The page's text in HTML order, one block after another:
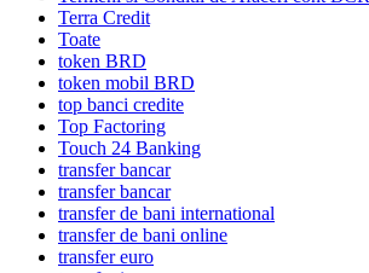
Terra Credit
Toate
token BRD
token mobil BRD
top banci credite
Top Factoring
Touch 24 Banking
transfer bancar
transfer bancar
transfer de bani international
transfer de bani online
transfer euro